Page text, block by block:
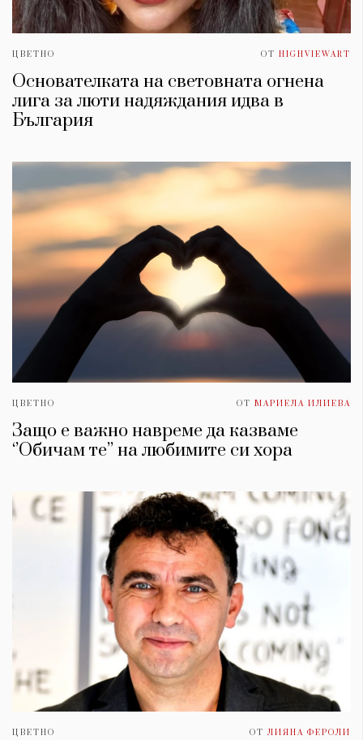
ЦВЕТНО ОТ HIGHVIEWART
Основателката на световната огнена
лига за люти надяждания идва в
България
ЦВЕТНО ОТ МАРИЕЛА ИЛИЕВА
Защо е важно навреме да казваме
‘’Обичам те’’ на любимите си хора
ЦВЕТНО ОТ ЛИЯНА ФЕРОЛИ